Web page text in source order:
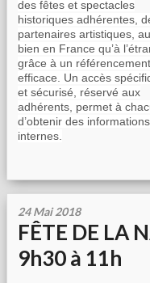
des fêtes et spectacles
historiques adhérentes,
partenaires artistiques,
bien en France qu’à
grâce à un référencement
efficace. Un accès
et sécurisé, réservé aux
adhérents, permet à
d’obtenir des informations
internes.
24 Mai 2018
FÊTE DE LA
9h30 à 11h